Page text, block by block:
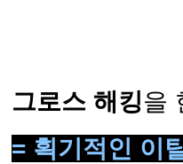
그로스 해킹을
= 획기적인 이